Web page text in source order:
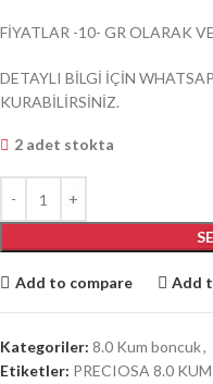
FİYATLAR -10- GR OLARAK
DETAYLI BİLGİ İÇİN
KURABİLİRSİNİZ.
2 adet stokta
Add to compare Add
Kategoriler: 8.0 Kum boncuk,
Etiketler: PRECIOSA 8.0